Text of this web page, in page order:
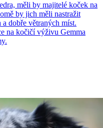
měli by majitelé koček na
by jich měli nastražit
dobře větraných míst.
na kočičí výživu Gemma